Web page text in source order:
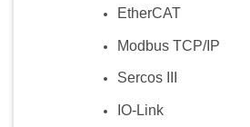
EtherCAT
Modbus TCP/IP
Sercos III
IO-Link